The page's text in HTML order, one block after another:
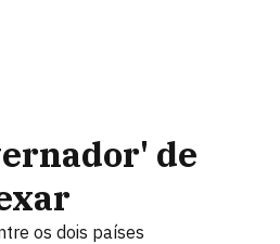
de
os dois países